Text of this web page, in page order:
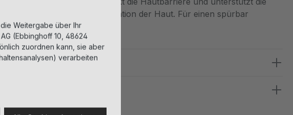
und fördert die Regeneration der Haut. Für einen spürbar
und glatten Teint.
Weitergabe über Ihr
(Ebbinghoff 10, 48624
zuordnen kann, sie aber
verarbeiten